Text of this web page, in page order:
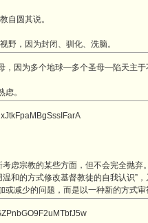
自圆其说。
野，因为封闭、驯化、洗脑。
，因为多个地球—多个圣母—陷天主于
。
虑宗教的某些方面，但不会完全抛弃
和的方式修改基督教徒的自我认识”
或减少的问题，而是以一种新的方式审